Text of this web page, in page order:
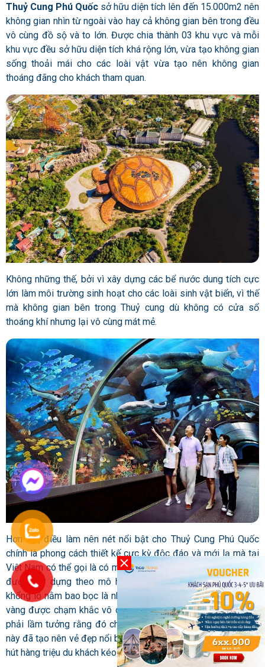
Thuỷ Cung Phú Quốc sở hữu diện tích lên đến 15.000m2 nên
không gian nhìn từ ngoài vào hay cả không gian bên trong đều
vô cùng đồ sộ và to lớn. Được chia thành 03 khu vực và mỗi
khu vực đều sở hữu diện tích khá rộng lớn, vừa tạo không gian
sống thoải mái cho các loài vật vừa tạo nên không gian
thoáng đãng cho khách tham quan.
Không những thế, bởi vì xây dựng các bể nước dung tích cực
lớn làm môi trường sinh hoạt cho các loài sinh vật biển, vì thế
mà không gian bên trong Thuỷ cung dù không có cửa sổ
thoáng khí nhưng lại vô cùng mát mẻ.
Hơn thế, điều làm nên nét nổi bật cho Thuỷ Cung Phú Quốc
chính là phong cách thiết kế cực kỳ độc đáo và mới lạ mà tại
Việt Nam có thể gọi là có một không hai. Thuỷ Cung Phú Quốc
được xây dựng theo mô hình một con kim quy – rùa vàng
khổng lồ nằm bao bọc là những mảnh rừng xanh tươi tốt. Rùa
vàng được chạm khắc vô cùng tinh xảo, tỉ mỉ khiến du khách
phải lầm tưởng rằng đó chính là rùa thật. Chính nét độc đáo
này đã tạo nên vẻ đẹp nổi bật cho Thuỷ Cung Phú Quốc và thu
hút hàng triệu du khách kéo về nơi đây.